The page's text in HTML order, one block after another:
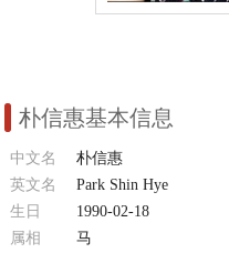
朴信惠基本信息
中文名 朴信惠
英文名
Park Shin Hye
生日
1990-02-18
属相
马